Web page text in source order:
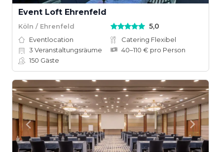
Event Loft Ehrenfeld
Köln / Ehrenfeld 5,0
Eventlocation
Catering Flexibel
3 Veranstaltungsräume
40–110 € pro Person
150 Gäste